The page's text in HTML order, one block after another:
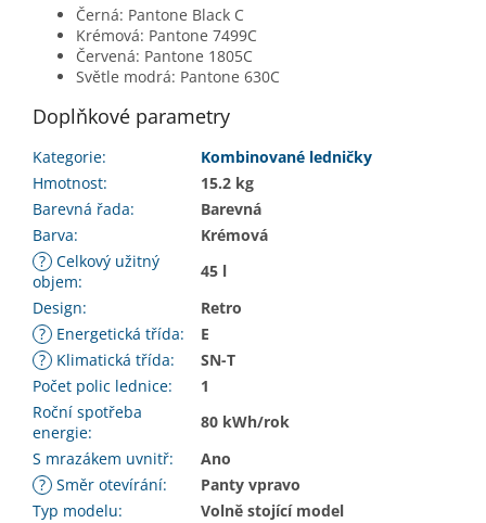
Černá: Pantone Black C
Krémová: Pantone 7499C
Červená: Pantone 1805C
Světle modrá: Pantone 630C
Doplňkové parametry
Kategorie:
Kombinované ledničky
Hmotnost:
15.2 kg
Barevná řada:
Barevná
Barva:
Krémová
? Celkový užitný
objem:
45 l
Design:
Retro
? Energetická třída:
E
? Klimatická třída:
SN-T
Počet polic lednice:
1
Roční spotřeba
energie:
80 kWh/rok
S mrazákem uvnitř:
Ano
? Směr otevírání:
Panty vpravo
Typ modelu:
Volně stojící model